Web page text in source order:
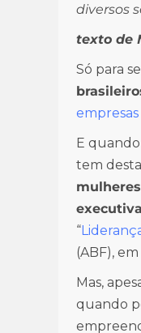
diversos
texto de
Só para
E
tem
“
(ABF), em
Mas,
quando